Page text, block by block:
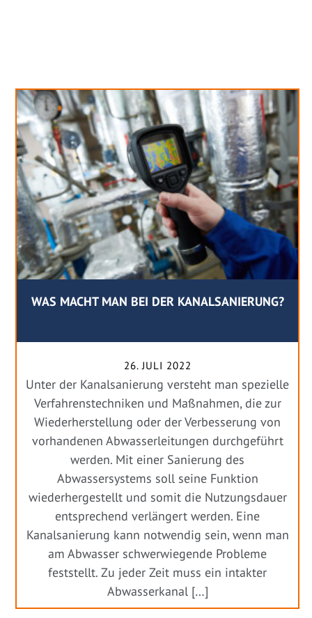
WAS MACHT MAN BEI DER KANALSANIERUNG?
26. JULI 2022
Unter der Kanalsanierung versteht man spezielle
Verfahrenstechniken und Maßnahmen, die zur
Wiederherstellung oder der Verbesserung von
vorhandenen Abwasserleitungen durchgeführt
werden. Mit einer Sanierung des
Abwassersystems soll seine Funktion
wiederhergestellt und somit die Nutzungsdauer
entsprechend verlängert werden. Eine
Kanalsanierung kann notwendig sein, wenn man
am Abwasser schwerwiegende Probleme
feststellt. Zu jeder Zeit muss ein intakter
Abwasserkanal […]